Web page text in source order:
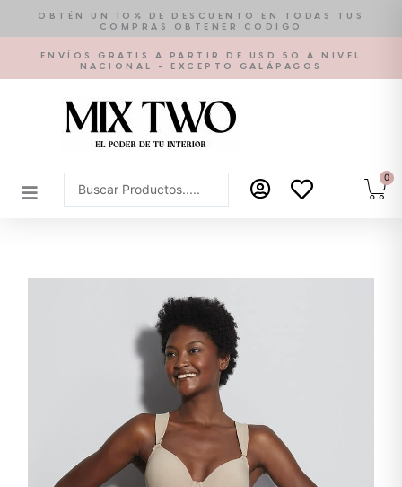
contenido
OBTÉN UN 10% DE DESCUENTO EN TODAS TUS
COMPRAS
OBTENER CÓDIGO
ENVÍOS GRATIS A PARTIR DE USD 50 A NIVEL
NACIONAL - EXCEPTO GALÁPAGOS
Search
...
0